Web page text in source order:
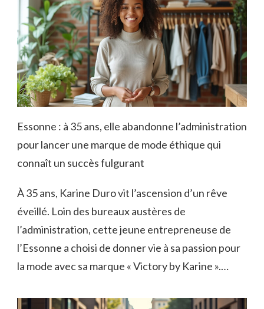
Essonne : à 35 ans, elle abandonne l’administration
pour lancer une marque de mode éthique qui
connaît un succès fulgurant
À 35 ans, Karine Duro vit l’ascension d’un rêve
éveillé. Loin des bureaux austères de
l’administration, cette jeune entrepreneuse de
l’Essonne a choisi de donner vie à sa passion pour
la mode avec sa marque « Victory by Karine ».…